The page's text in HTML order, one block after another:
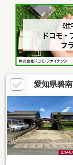
えても納得の5 600
大不動産にお任せく
愛知県碧